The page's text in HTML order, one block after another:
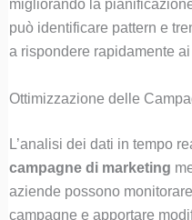
migliorando la
può identificare pattern e
a rispondere rapidamente
Ottimizzazione delle
L’analisi dei dati in tempo
campagne di marketing
aziende possono
campagne e apportare